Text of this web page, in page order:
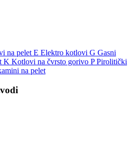
na pelet E Elektro kotlovi G Gasni
K Kotlovi na čvrsto gorivo P Pirolitički
na pelet